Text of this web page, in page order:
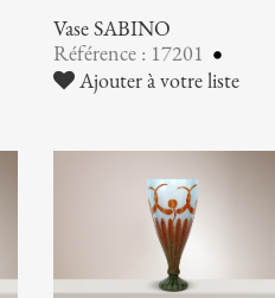
Vase SABINO
Référence : 17201
Ajouter à votre liste